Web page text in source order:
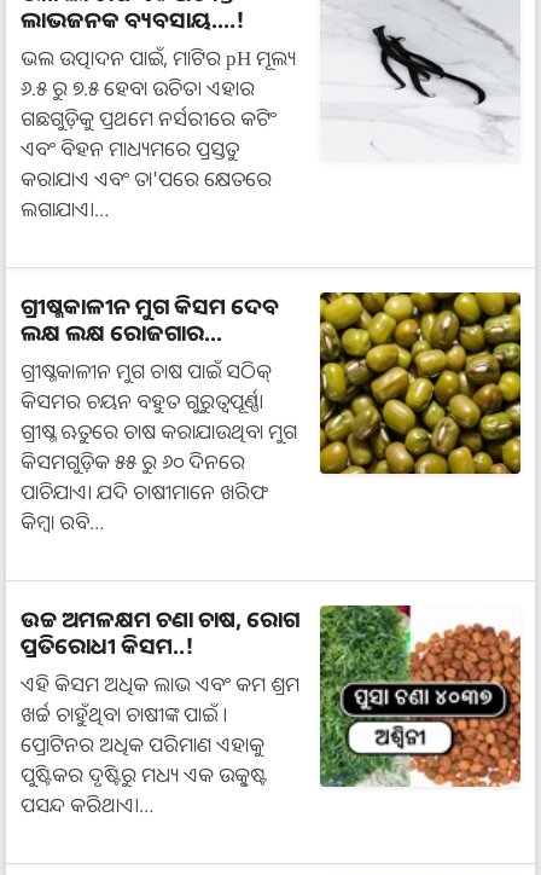
ଲାଭଜନକ ବ୍ୟବସାୟ....!
ଭଲ ଉତ୍ପାଦନ ପାଇଁ, ମାଟିର pH ମୂଲ୍ୟ
୬.୫ ରୁ ୭.୫ ହେବା ଉଚିତ। ଏହାର
ଗଛଗୁଡ଼ିକୁ ପ୍ରଥମେ ନର୍ସରୀରେ କଟିଂ
ଏବଂ ବିହନ ମାଧ୍ୟମରେ ପ୍ରସ୍ତୁତ
କରାଯାଏ ଏବଂ ତା'ପରେ କ୍ଷେତରେ
ଲଗାଯାଏ।…
ଗ୍ରୀଷ୍ମକାଳୀନ ମୁଗ କିସମ ଦେବ
ଲକ୍ଷ ଲକ୍ଷ ରୋଜଗାର...
ଗ୍ରୀଷ୍ମକାଳୀନ ମୁଗ ଚାଷ ପାଇଁ ସଠିକ୍
କିସମର ଚୟନ ବହୁତ ଗୁରୁତ୍ୱପୂର୍ଣ୍ଣ।
ଗ୍ରୀଷ୍ମ ଋତୁରେ ଚାଷ କରାଯାଉଥିବା ମୁଗ
କିସମଗୁଡ଼ିକ ୫୫ ରୁ ୬୦ ଦିନରେ
ପାଚିଯାଏ। ଯଦି ଚାଷୀମାନେ ଖରିଫ
କିମ୍ବା ରବି…
ଉଚ୍ଚ ଅମଳକ୍ଷମ ଚଣା ଚାଷ, ରୋଗ
ପ୍ରତିରୋଧୀ କିସମ..!
ଏହି କିସମ ଅଧିକ ଲାଭ ଏବଂ କମ ଶ୍ରମ
ଖର୍ଚ୍ଚ ଚାହୁଁଥିବା ଚାଷୀଙ୍କ ପାଇଁ ।
ପ୍ରୋଟିନର ଅଧିକ ପରିମାଣ ଏହାକୁ
ପୁଷ୍ଟିକର ଦୃଷ୍ଟିରୁ ମଧ୍ୟ ଏକ ଉତ୍କୃଷ୍ଟ
ପସନ୍ଦ କରିଥାଏ।…